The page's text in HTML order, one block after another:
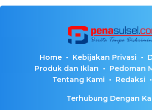
Home Kebijakan Privasi
Produk dan Iklan
Pedoman
Tentang Kami
Redaksi
Terhubung Dengan